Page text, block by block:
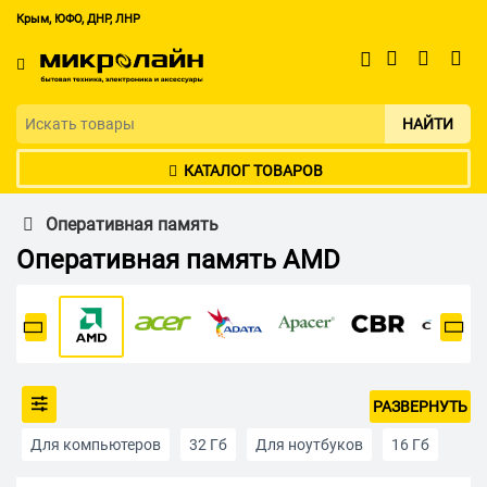
Крым, ЮФО, ДНР, ЛНР
НАЙТИ
КАТАЛОГ ТОВАРОВ
Оперативная память
Оперативная память AMD
Для компьютеров 32 Гб Для ноутбуков 16 Гб
РАЗВЕРНУТЬ